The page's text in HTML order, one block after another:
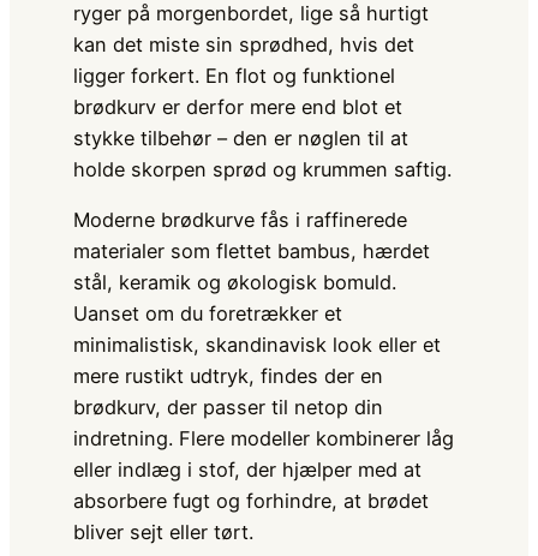
ryger på morgenbordet, lige så hurtigt
kan det miste sin sprødhed, hvis det
ligger forkert. En flot og funktionel
brødkurv er derfor mere end blot et
stykke tilbehør – den er nøglen til at
holde skorpen sprød og krummen saftig.
Moderne brødkurve fås i raffinerede
materialer som flettet bambus, hærdet
stål, keramik og økologisk bomuld.
Uanset om du foretrækker et
minimalistisk, skandinavisk look eller et
mere rustikt udtryk, findes der en
brødkurv, der passer til netop din
indretning. Flere modeller kombinerer låg
eller indlæg i stof, der hjælper med at
absorbere fugt og forhindre, at brødet
bliver sejt eller tørt.